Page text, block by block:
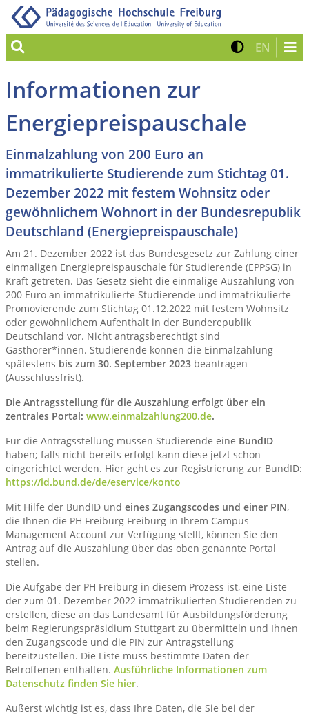
Suche Kontrast
EN Zur
Informationen zur
Energiepreispauschale
Einmalzahlung von 200 Euro an
immatrikulierte Studierende zum Stichtag 01.
Dezember 2022 mit festem Wohnsitz oder
gewöhnlichem Wohnort in der Bundesrepublik
Deutschland (Energiepreispauschale)
Am 21. Dezember 2022 ist das Bundesgesetz zur Zahlung einer
einmaligen Energiepreispauschale für Studierende (EPPSG) in
Kraft getreten. Das Gesetz sieht die einmalige Auszahlung von
200 Euro an immatrikulierte Studierende und immatrikulierte
Promovierende zum Stichtag 01.12.2022 mit festem Wohnsitz
oder gewöhnlichem Aufenthalt in der Bunderepublik
Deutschland vor. Nicht antragsberechtigt sind
Gasthörer*innen. Studierende können die Einmalzahlung
spätestens bis zum 30. September 2023 beantragen
(Ausschlussfrist).
Die Antragsstellung für die Auszahlung erfolgt über ein
zentrales Portal: www.einmalzahlung200.de.
Für die Antragsstellung müssen Studierende eine BundID
haben; falls nicht bereits erfolgt kann diese jetzt schon
eingerichtet werden. Hier geht es zur Registrierung zur BundID:
https://id.bund.de/de/eservice/konto
Mit Hilfe der BundID und eines Zugangscodes und einer PIN,
die Ihnen die PH Freiburg Freiburg in Ihrem Campus
Management Account zur Verfügung stellt, können Sie den
Antrag auf die Auszahlung über das oben genannte Portal
stellen.
Die Aufgabe der PH Freiburg in diesem Prozess ist, eine Liste
der zum 01. Dezember 2022 immatrikulierten Studierenden zu
erstellen, diese an das Landesamt für Ausbildungsförderung
beim Regierungspräsidium Stuttgart zu übermitteln und Ihnen
den Zugangscode und die PIN zur Antragstellung
bereitzustellen. Die Liste muss bestimmte Daten der
Betroffenen enthalten. Ausführliche Informationen zum
Datenschutz finden Sie hier.
Äußerst wichtig ist es, dass Ihre Daten, die Sie bei der